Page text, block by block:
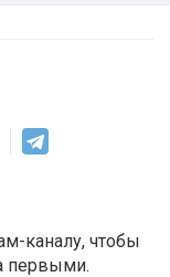
каналу, чтобы
первыми.